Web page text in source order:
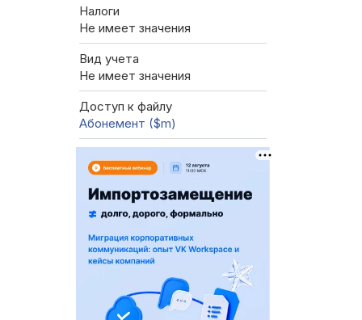
Налоги
Не имеет значения
Вид учета
Не имеет значения
Доступ к файлу
Абонемент ($m)